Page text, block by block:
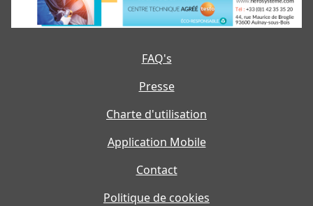
FAQ's
Presse
Charte d'utilisation
Application Mobile
Contact
Politique de cookies